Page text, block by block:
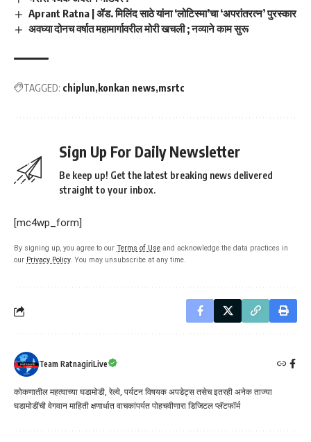
Aprant Ratna | ॲड. मिलिंद साठे यांना ‘लोटिस्मा’चा ‘अपरांतरत्न’ पुरस्कार
अवघ्या दोनच वर्षात महामार्गावरील मोरी खचली ; नव्याने काम सुरू
TAGGED: chiplun konkan news msrtc
Sign Up For Daily Newsletter
Be keep up! Get the latest breaking news delivered
straight to your inbox.
[mc4wp_form]
By signing up, you agree to our Terms of Use and acknowledge the data practices in
our Privacy Policy. You may unsubscribe at any time.
Team RatnagiriLive
कोकणातील महत्वाच्या घडामोडी, रेल्वे, पर्यटन विषयक अपडेट्स तसेच इतरही अनेक ताज्या
घडामोडींची वेगवान माहिती क्षणार्धात वाचकांपर्यत पोहचवीणारा डिजिटल प्लॅटफॉर्म